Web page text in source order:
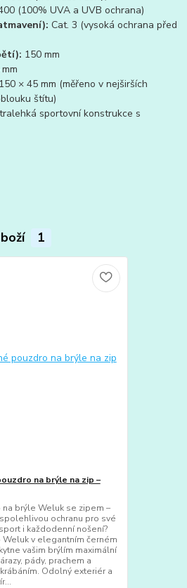
(100% UVA a UVB ochrana)
Cat. 3 (vysoká ochrana před
150 mm
× 45 mm (měřeno v nejširších
štítu)
sportovní konstrukce s
1
na brýle na zip –
brýle Weluk se zipem –
ochranu pro své
i každodenní nošení?
Weluk v elegantním černém
vašim brýlím maximální
pády, prachem a
Odolný exteriér a